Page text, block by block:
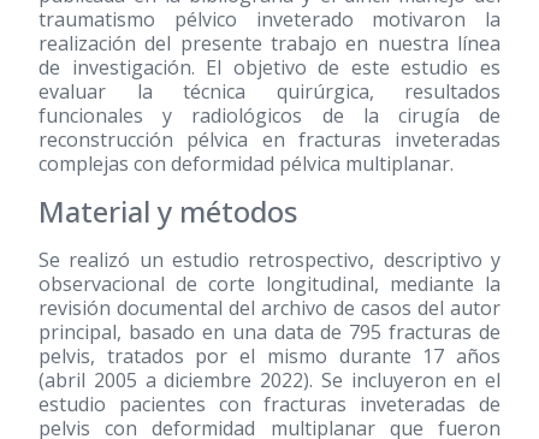
traumatismo pélvico inveterado motivaron la
realización del presente trabajo en nuestra línea
de investigación. El objetivo de este estudio es
evaluar la técnica quirúrgica, resultados
funcionales y radiológicos de la cirugía de
reconstrucción pélvica en fracturas inveteradas
complejas con deformidad pélvica multiplanar.
Material y métodos
Se realizó un estudio retrospectivo, descriptivo y
observacional de corte longitudinal, mediante la
revisión documental del archivo de casos del autor
principal, basado en una data de 795 fracturas de
pelvis, tratados por el mismo durante 17 años
(abril 2005 a diciembre 2022). Se incluyeron en el
estudio pacientes con fracturas inveteradas de
pelvis con deformidad multiplanar que fueron